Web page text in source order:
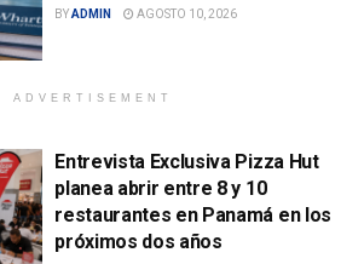
BYADMIN AGOSTO 10, 2026
ADVERTISEMENT
Entrevista Exclusiva Pizza Hut
planea abrir entre 8 y 10
restaurantes en Panamá en los
próximos dos años